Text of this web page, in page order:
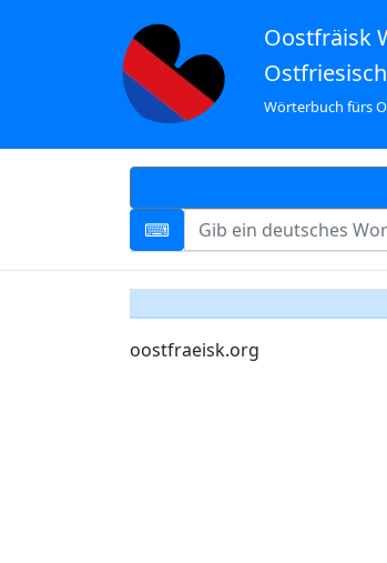
Oostfräisk
Wörterbuch fürs
oostfraeisk.org